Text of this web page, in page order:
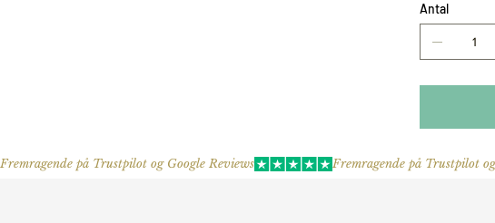
Antal
Fremragende på Trustpilot og Google Reviews